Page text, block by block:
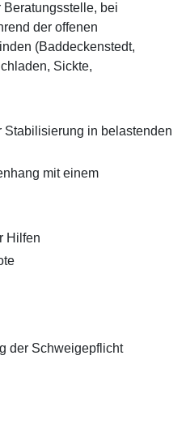
bei
der offenen
(Baddeckenstedt,
Sickte,
Stabilisierung in belastenden
mit einem
Hilfen
der Schweigepflicht